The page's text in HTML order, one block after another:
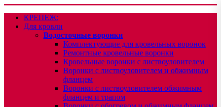
КРЕПЕЖ:
Для кровли
Водосточные воронки
Комплектующие для кровельных воронок
Ремонтные кровельные воронки
Кровельные воронки с листвоуловителем
Воронки с листвоуловителем и обжимным
фланцем
Воронки с листвоуловителем обжимным
фланцем и трапом